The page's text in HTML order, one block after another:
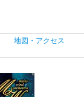
地図・アクセス